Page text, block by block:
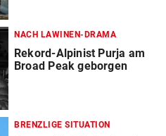
NACH LAWINEN-DRAMA
Rekord-Alpinist Purja am
Broad Peak geborgen
BRENZLIGE SITUATION